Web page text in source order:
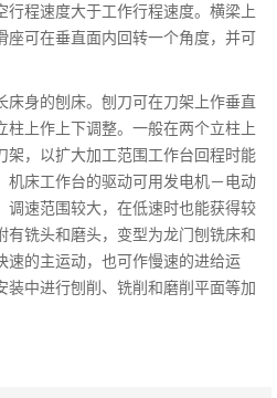
行程速度大于工作行程速度。横梁上
座可在垂直面内回转一个角度，并可
床身的刨床。刨刀可在刀架上作垂直
柱上作上下调整。一般在两个立柱上
架，以扩大加工范围工作台回程时能
机床工作台的驱动可用发电机－电动
调速范围较大，在低速时也能获得较
有铣头和磨头，变型为龙门刨铣床和
速的主运动，也可作慢速的进给运
装中进行刨削、铣削和磨削平面等加